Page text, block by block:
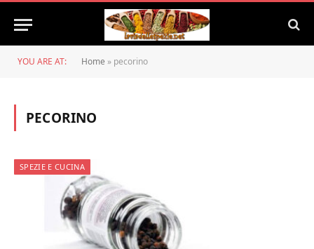
YOU ARE AT: Home » pecorino
PECORINO
SPEZIE E CUCINA